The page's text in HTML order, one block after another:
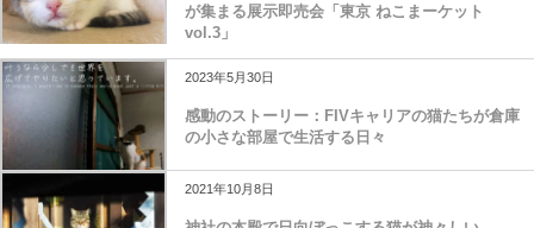
が集まる展示即売会「東京 ねこまーケット
vol.3」
2023年5月30日
感動のストーリー：FIVキャリアの猫たちが倉庫
の小さな部屋で生活する日々
2021年10月8日